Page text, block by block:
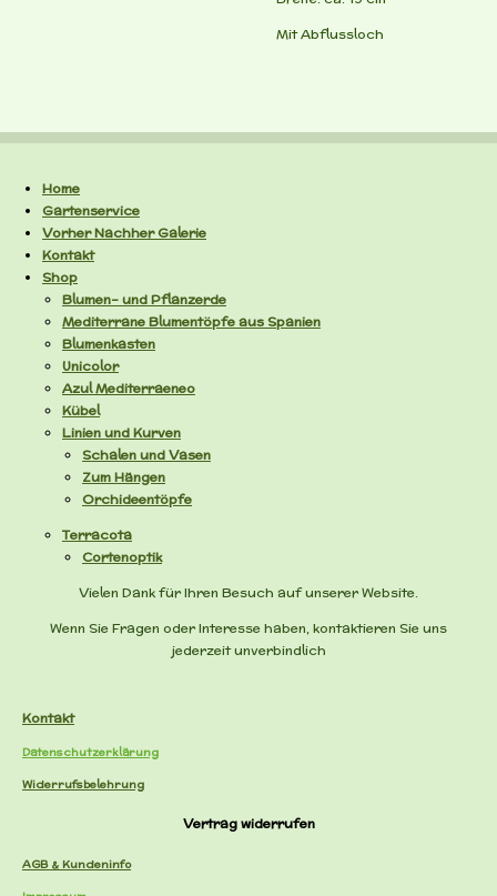
Mit Abflussloch
Home
Gartenservice
Vorher Nachher Galerie
Kontakt
Shop
Blumen- und Pflanzerde
Mediterrane Blumentöpfe aus Spanien
Blumenkasten
Unicolor
Azul Mediterraeneo
Kübel
Linien und Kurven
Schalen und Vasen
Zum Hängen
Orchideentöpfe
Terracota
Cortenoptik
Vielen Dank für Ihren Besuch auf unserer Website.
Wenn Sie Fragen oder Interesse haben, kontaktieren Sie uns
jederzeit unverbindlich
Kontakt
Datenschutzerklärung
Widerrufsbelehrung
Vertrag widerrufen
AGB & Kundeninfo